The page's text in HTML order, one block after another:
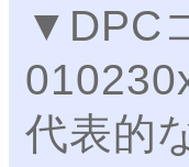
▼DPC
代表的